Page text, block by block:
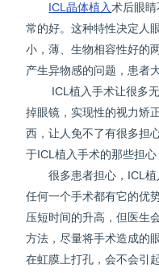
ICL晶体植入术后眼
常的好。这种特性决定人
小，薄、生物相容性好的
产生异物感的问题，患者
ICL植入手术让很多
掉眼镜，实现性的视力矫
西，让人免不了有很多担
于ICL植入手术的那些担
很多患者担心，ICL植
任何一个手术都有它的优
压短时间的升高，但医生
方法，尽量将手术造成的
在虹膜上打孔，会不会引